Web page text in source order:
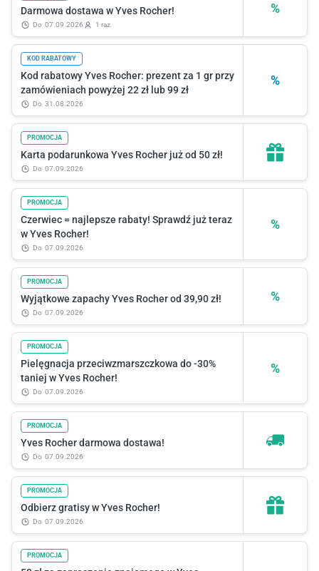
%
Darmowa dostawa w Yves Rocher!
do 07.09.2026 1 raz
%
KOD RABATOWY
Kod rabatowy Yves Rocher: prezent za 1 gr przy
zamówieniach powyżej 22 zł lub 99 zł
do 31.08.2026
PROMOCJA
Karta podarunkowa Yves Rocher już od 50 zł!
do 07.09.2026
%
PROMOCJA
Czerwiec = najlepsze rabaty! Sprawdź już teraz
w Yves Rocher!
do 07.09.2026
%
PROMOCJA
Wyjątkowe zapachy Yves Rocher od 39,90 zł!
do 07.09.2026
%
PROMOCJA
Pielęgnacja przeciwzmarszczkowa do -30%
taniej w Yves Rocher!
do 07.09.2026
PROMOCJA
Yves Rocher darmowa dostawa!
do 07.09.2026
PROMOCJA
Odbierz gratisy w Yves Rocher!
do 07.09.2026
PROMOCJA